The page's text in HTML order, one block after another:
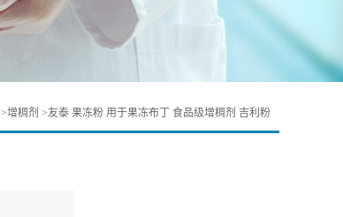
>增稠剂 >友泰 果冻粉 用于果冻布丁 食品级增稠剂 吉利粉